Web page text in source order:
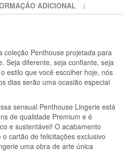
ADICIONAL
coleção Penthouse projetada para
Seja diferente, seja confiante, seja
estilo que você escolher hoje, nós
dias serão uma ocasião especial
sensual Penthouse Lingerie está
de qualidade Premium e é
e sustentável! O acabamento
cartão de felicitações exclusivo
uma obra de arte única